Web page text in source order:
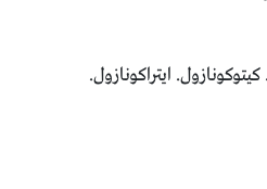
ايتراكونازول.